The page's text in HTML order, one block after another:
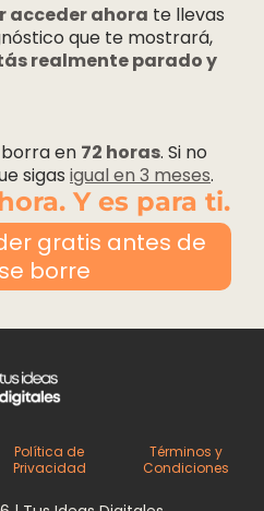
acceder ahora te llevas
que te mostrará,
realmente parado y
en 72 horas. Si no
sigas igual en 3 meses.
Y es para ti.
gratis antes de
borre
Política de
Privacidad
Términos y
Condiciones